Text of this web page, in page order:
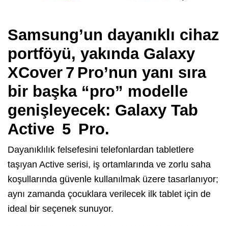
Samsung’un dayanıklı cihaz
portföyü, yakında Galaxy
XCover 7 Pro’nun yanı sıra
bir başka “pro” modelle
genişleyecek: Galaxy Tab
Active 5 Pro.
Dayanıklılık felsefesini telefonlardan tabletlere
taşıyan Active serisi, iş ortamlarında ve zorlu saha
koşullarında güvenle kullanılmak üzere tasarlanıyor;
aynı zamanda çocuklara verilecek ilk tablet için de
ideal bir seçenek sunuyor.